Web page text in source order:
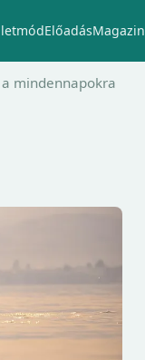
ElőadásMagazin
mindennapokra